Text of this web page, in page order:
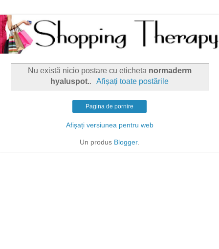
Nu există nicio postare cu eticheta normaderm
hyaluspot.. Afișați toate postările
Pagina de pornire
Afișați versiunea pentru web
Un produs Blogger.